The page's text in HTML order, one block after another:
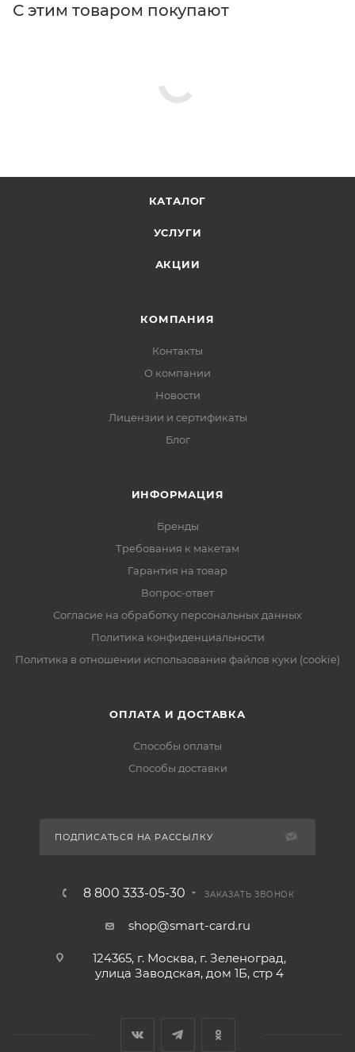
С этим товаром покупают
КАТАЛОГ
УСЛУГИ
АКЦИИ
КОМПАНИЯ
Контакты
О компании
Новости
Лицензии и сертификаты
Блог
ИНФОРМАЦИЯ
Бренды
Требования к макетам
Гарантия на товар
Вопрос-ответ
Согласие на обработку персональных данных
Политика конфиденциальности
Политика в отношении использования файлов куки (cookie)
ОПЛАТА И ДОСТАВКА
Способы оплаты
Способы доставки
ПОДПИСАТЬСЯ НА РАССЫЛКУ
8 800 333-05-30 ЗАКАЗАТЬ ЗВОНОК
shop@smart-card.ru
124365, г. Москва, г. Зеленоград,
улица Заводская, дом 1Б, стр 4